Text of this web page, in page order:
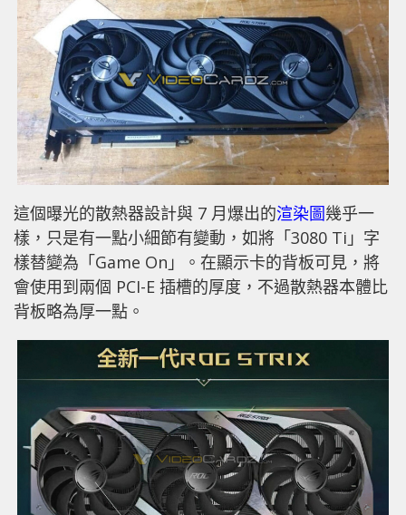
這個曝光的散熱器設計與 7 月爆出的渲染圖幾乎一
樣，只是有一點小細節有變動，如將「3080 Ti」字
樣替變為「Game On」。在顯示卡的背板可見，將
會使用到兩個 PCI-E 插槽的厚度，不過散熱器本體比
背板略為厚一點。